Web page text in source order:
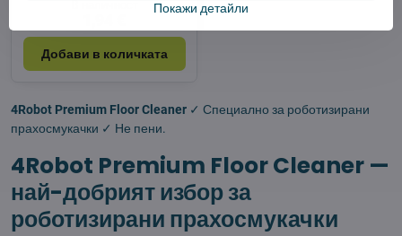
Добави в количката
4Robot Premium Floor Cleaner ✓ Специално за роботизирани
прахосмукачки ✓ Не пени.
4Robot Premium Floor Cleaner —
най-добрият избор за
роботизирани прахосмукачки
Покажи детайли